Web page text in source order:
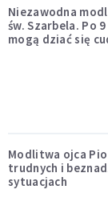
Niezawodna
św. Szarbela. Po
mogą dziać się
Modlitwa ojca
trudnych i
sytuacjach